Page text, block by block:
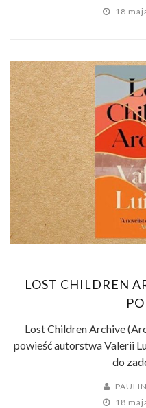
18
LOST CHILDREN
Lost Children Archive
powieść autorstwa Valerii
do
18